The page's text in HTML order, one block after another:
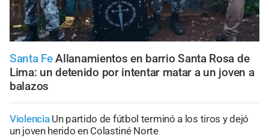
Santa Fe Allanamientos en barrio Santa Rosa de
Lima: un detenido por intentar matar a un joven a
balazos
Violencia Un partido de fútbol terminó a los tiros y dejó
un joven herido en Colastiné Norte